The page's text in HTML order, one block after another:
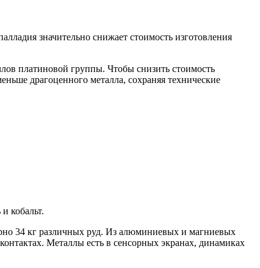
значительно снижает стоимость изготовления
платиновой группы. Чтобы снизить стоимость
драгоценного металла, сохраняя технические
кобальт.
34 кг различных руд. Из алюминиевых и магниевых
Металлы есть в сенсорных экранах, динамиках